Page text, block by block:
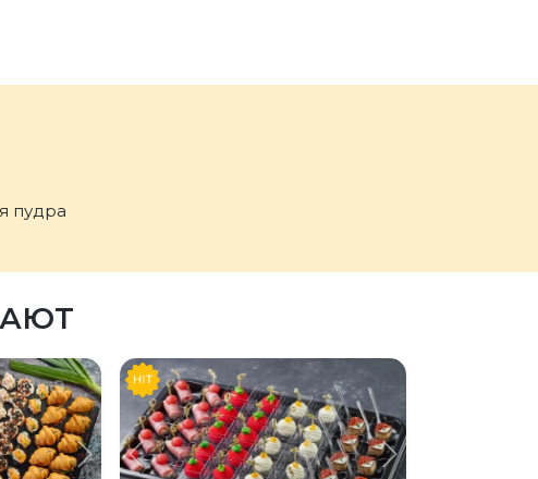
пудра
Следующий
Предыдущий Следующий